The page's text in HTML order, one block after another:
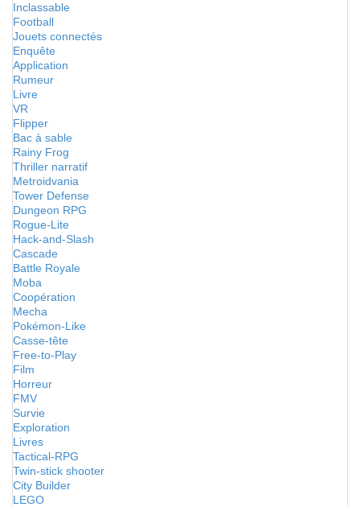
Inclassable
Football
Jouets connectés
Enquête
Application
Rumeur
Livre
VR
Flipper
Bac à sable
Rainy Frog
Thriller narratif
Metroidvania
Tower Defense
Dungeon RPG
Rogue-Lite
Hack-and-Slash
Cascade
Battle Royale
Moba
Coopération
Mecha
Pokémon-Like
Casse-tête
Free-to-Play
Film
Horreur
FMV
Survie
Exploration
Livres
Tactical-RPG
Twin-stick shooter
City Builder
LEGO